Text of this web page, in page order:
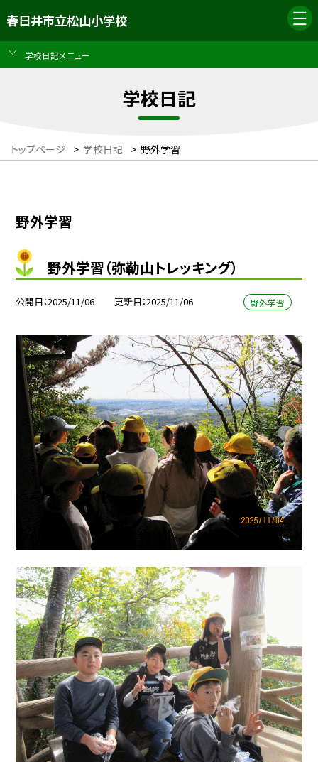
春日井市立松山小学校
学校日記メニュー
学校日記
トップページ > 学校日記 > 野外学習
野外学習
野外学習（弥勒山トレッキング）
公開日 2025/11/06 更新日 2025/11/06 野外学習